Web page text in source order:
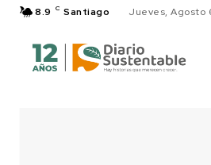
8.9 C Santiago Jueves, Agosto